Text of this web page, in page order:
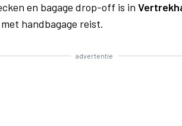
en bagage drop-off is in
handbagage reist.
advertentie